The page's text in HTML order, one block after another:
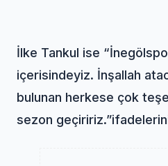
İlke Tankul ise
içerisindeyiz. İnşallah
bulunan herkese çok
sezon